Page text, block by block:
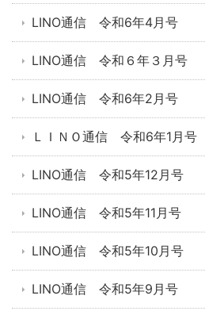
LINO通信 令和6年4月号
LINO通信 令和６年３月号
LINO通信 令和6年2月号
ＬＩＮＯ通信 令和6年1月号
LINO通信 令和5年12月号
LINO通信 令和5年11月号
LINO通信 令和5年10月号
LINO通信 令和5年9月号